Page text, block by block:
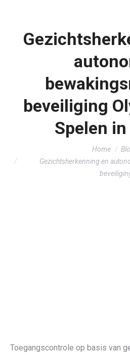
beveiliging
Spelen
Home
Gezichtsherkenning en
Toegangscontrole op basis van